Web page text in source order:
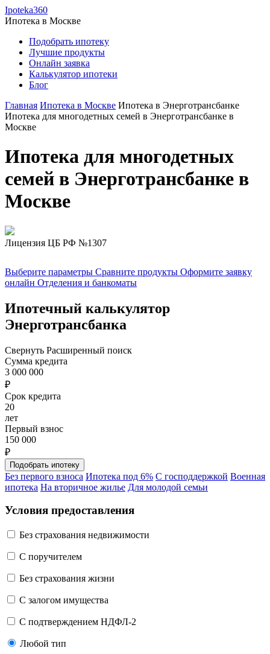
Ipoteka360
Ипотека в Москве
Подобрать ипотеку
Лучшие продукты
Онлайн заявка
Калькулятор ипотеки
Блог
Главная Ипотека в Москве Ипотека в Энерготрансбанке
Ипотека для многодетных семей в Энерготрансбанке в
Москве
Ипотека для многодетных
семей в Энерготрансбанке в
Москве
Лицензия ЦБ РФ №1307
Выберите параметры Сравните продукты Оформите заявку
онлайн Отделения и банкоматы
Ипотечный калькулятор
Энерготрансбанка
Свернуть Расширенный поиск
Сумма кредита
3 000 000
₽
Срок кредита
20
лет
Первый взнос
150 000
₽
Без первого взноса Ипотека под 6% С господдержкой Военная
ипотека На вторичное жилье Для молодой семьи
Условия предоставления
Без страхования недвижимости
C поручителем
Без страхования жизни
С залогом имущества
С подтверждением НДФЛ-2
Любой тип